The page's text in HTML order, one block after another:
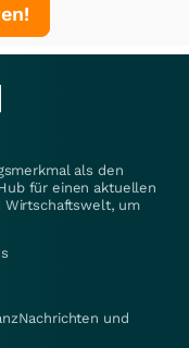
als den
für einen aktuellen
Wirtschaftswelt, um
und